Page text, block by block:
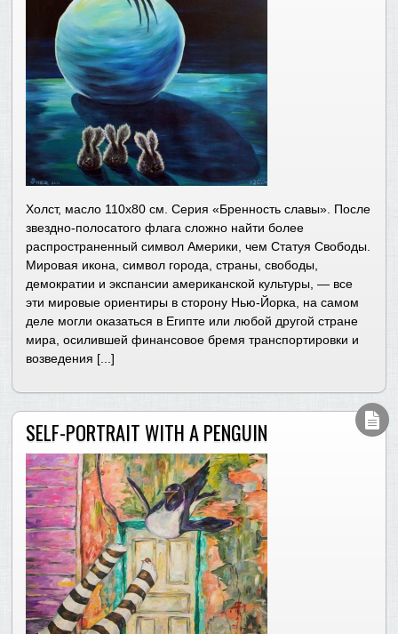
Холст, масло 110х80 см. Серия «Бренность славы». После
звездно-полосатого флага сложно найти более
распространенный символ Америки, чем Статуя Свободы.
Мировая икона, символ города, страны, свободы,
демократии и экспансии американской культуры, — все
эти мировые ориентиры в сторону Нью-Йорка, на самом
деле могли оказаться в Египте или любой другой стране
мира, осилившей финансовое бремя транспортировки и
возведения [...]
SELF-PORTRAIT WITH A PENGUIN